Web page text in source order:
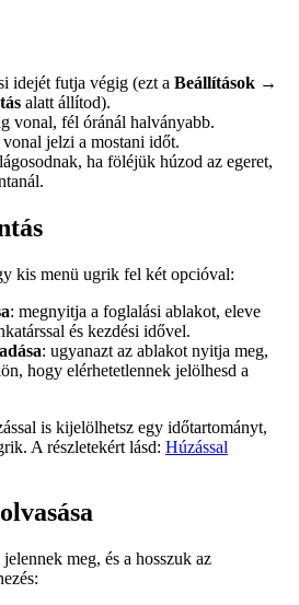
idejét futja végig (ezt a Beállítások →
alatt állítod).
vonal, fél óránál halványabb.
jelzi a mostani időt.
ha föléjük húzod az egeret,
kis menü ugrik fel két opcióval:
: megnyitja a foglalási ablakot, eleve
és kezdési idővel.
: ugyanazt az ablakot nyitja meg,
hogy elérhetetlennek jelölhesd a
is kijelölhetsz egy időtartományt,
A részletekért lásd: Húzással
meg, és a hosszuk az